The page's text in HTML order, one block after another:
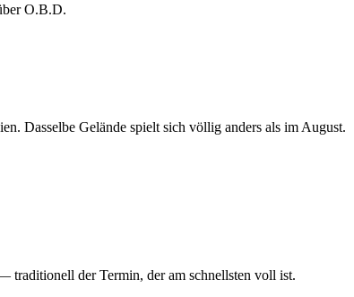
O.B.D.
Dasselbe Gelände spielt sich völlig anders als im August.
traditionell der Termin, der am schnellsten voll ist.